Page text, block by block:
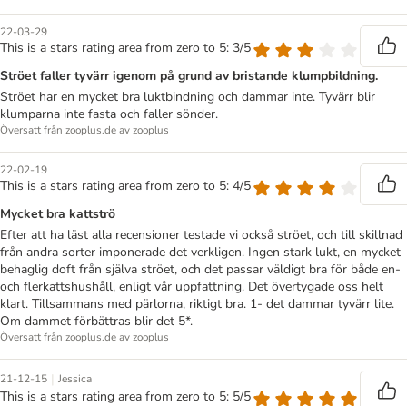
22-03-29
This is a stars rating area from zero to 5: 3/5
Ströet faller tyvärr igenom på grund av bristande klumpbildning.
Ströet har en mycket bra luktbindning och dammar inte. Tyvärr blir
klumparna inte fasta och faller sönder.
Översatt från zooplus.de av zooplus
22-02-19
This is a stars rating area from zero to 5: 4/5
Mycket bra kattströ
Efter att ha läst alla recensioner testade vi också ströet, och till skillnad
från andra sorter imponerade det verkligen. Ingen stark lukt, en mycket
behaglig doft från själva ströet, och det passar väldigt bra för både en-
och flerkattshushåll, enligt vår uppfattning. Det övertygade oss helt
klart. Tillsammans med pärlorna, riktigt bra. 1- det dammar tyvärr lite.
Om dammet förbättras blir det 5*.
Översatt från zooplus.de av zooplus
21-12-15 | Jessica
This is a stars rating area from zero to 5: 5/5